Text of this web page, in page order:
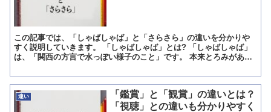
この記事では、「しゃばしゃば」と「さらさら」の違いを分かりや
すく説明していきます。 「しゃばしゃば」とは? 「しゃばしゃば」
は、「関西の方言で水っぽい様子のこと」です。 本来とろみがある
違い
「鑑賞」と「観賞」の違いとは？
「視聴」との違いも分かりやすく